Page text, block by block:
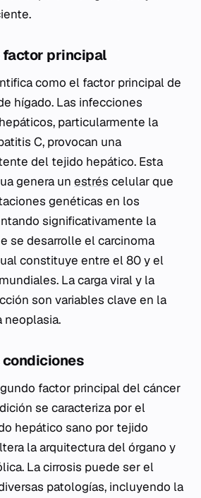
factor principal
como el factor principal de
hígado. Las infecciones
particularmente la
C, provocan una
del tejido hepático. Esta
genera un estrés celular que
genéticas en los
significativamente la
se desarrolle el carcinoma
constituye entre el 80 y el
La carga viral y la
son variables clave en la
neoplasia.
factor principal del cáncer
se caracteriza por el
hepático sano por tejido
la arquitectura del órgano y
La cirrosis puede ser el
patologías, incluyendo la